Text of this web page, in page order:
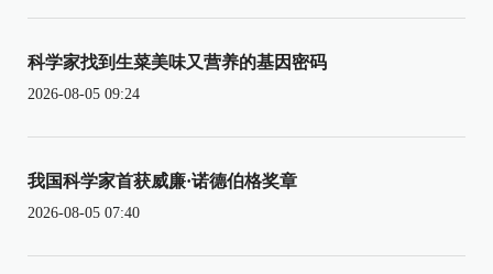
科学家找到生菜美味又营养的基因密码
2026-08-05 09:24
我国科学家首获威廉·诺德伯格奖章
2026-08-05 07:40